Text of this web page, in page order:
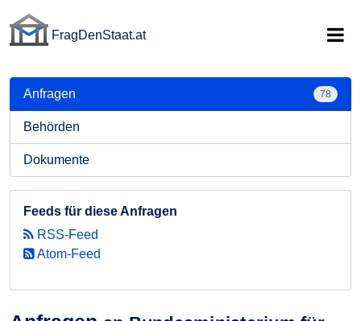
FragDenStaat.at
Anfragen 78
Behörden
Dokumente
Feeds für diese Anfragen
RSS-Feed
Atom-Feed